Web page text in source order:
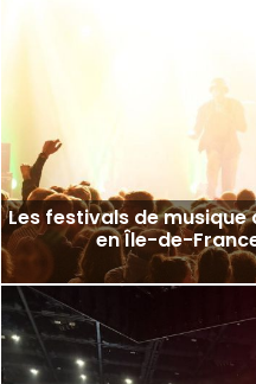
Les festivals de musique
en Île-de-